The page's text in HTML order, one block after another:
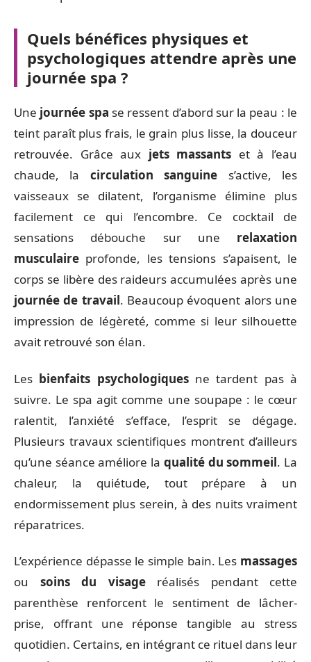
Quels bénéfices physiques et
psychologiques attendre après une
journée spa ?
Une journée spa se ressent d’abord sur la peau : le
teint paraît plus frais, le grain plus lisse, la douceur
retrouvée. Grâce aux jets massants et à l’eau
chaude, la circulation sanguine s’active, les
vaisseaux se dilatent, l’organisme élimine plus
facilement ce qui l’encombre. Ce cocktail de
sensations débouche sur une relaxation
musculaire profonde, les tensions s’apaisent, le
corps se libère des raideurs accumulées après une
journée de travail. Beaucoup évoquent alors une
impression de légèreté, comme si leur silhouette
avait retrouvé son élan.
Les bienfaits psychologiquesne tardent pas à
suivre. Le spa agit comme une soupape : le cœur
ralentit, l’anxiété s’efface, l’esprit se dégage.
Plusieurs travaux scientifiques montrent d’ailleurs
qu’une séance améliore la qualité du sommeil. La
chaleur, la quiétude, tout prépare à un
endormissement plus serein, à des nuits vraiment
réparatrices.
L’expérience dépasse le simple bain. Les massages
ou soins du visageréalisés pendant cette
parenthèse renforcent le sentiment de lâcher-
prise, offrant une réponse tangible au stress
quotidien. Certains, en intégrant ce rituel dans leur